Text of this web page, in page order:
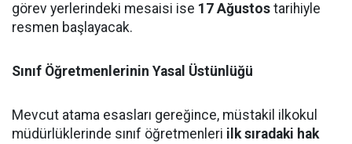
görev yerlerindeki mesaisi ise 17 Ağustos tarihiyle
resmen başlayacak.
Sınıf Öğretmenlerinin Yasal Üstünlüğü
Mevcut atama esasları gereğince, müstakil ilkokul
müdürlüklerinde sınıf öğretmenleri ilk sıradaki hak